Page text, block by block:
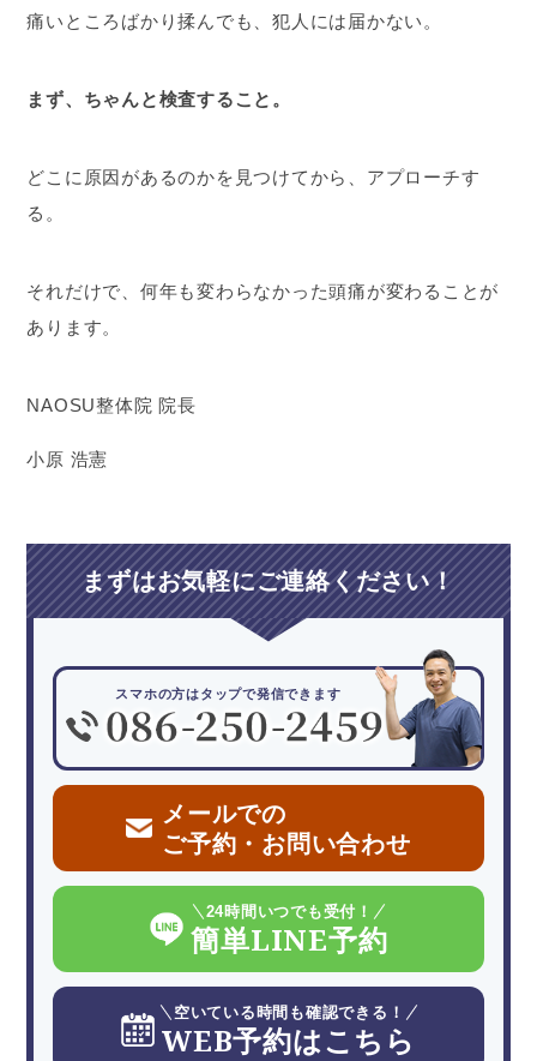
痛いところばかり揉んでも、犯人には届かない。
まず、ちゃんと検査すること。
どこに原因があるのかを見つけてから、アプローチす
る。
それだけで、何年も変わらなかった頭痛が変わることが
あります。
NAOSU整体院 院長
小原 浩憲
まずはお気軽にご連絡ください！
スマホの方はタップで発信できます
メールでの
ご予約・お問い合わせ
24時間いつでも受付！
簡単LINE予約
空いている時間も確認できる！
WEB予約はこちら